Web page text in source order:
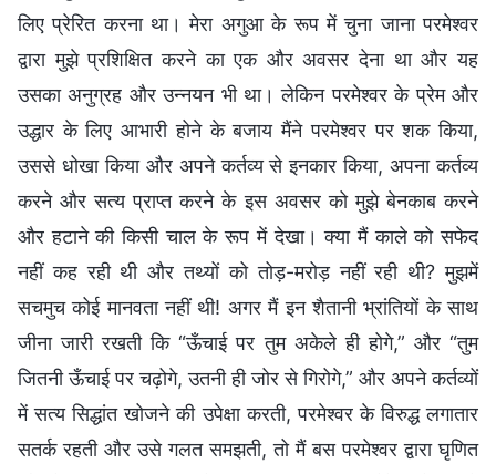
लिए प्रेरित करना था। मेरा अगुआ के रूप में चुना जाना परमेश्वर
द्वारा मुझे प्रशिक्षित करने का एक और अवसर देना था और यह
उसका अनुग्रह और उन्नयन भी था। लेकिन परमेश्वर के प्रेम और
उद्धार के लिए आभारी होने के बजाय मैंने परमेश्वर पर शक किया,
उससे धोखा किया और अपने कर्तव्य से इनकार किया, अपना कर्तव्य
करने और सत्य प्राप्त करने के इस अवसर को मुझे बेनकाब करने
और हटाने की किसी चाल के रूप में देखा। क्या मैं काले को सफेद
नहीं कह रही थी और तथ्यों को तोड़-मरोड़ नहीं रही थी? मुझमें
सचमुच कोई मानवता नहीं थी! अगर मैं इन शैतानी भ्रांतियों के साथ
जीना जारी रखती कि “ऊँचाई पर तुम अकेले ही होगे,” और “तुम
जितनी ऊँचाई पर चढ़ोगे, उतनी ही जोर से गिरोगे,” और अपने कर्तव्यों
में सत्य सिद्धांत खोजने की उपेक्षा करती, परमेश्वर के विरुद्ध लगातार
सतर्क रहती और उसे गलत समझती, तो मैं बस परमेश्वर द्वारा घृणित